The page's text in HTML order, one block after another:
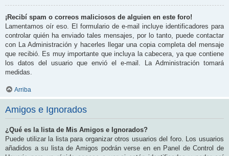
¡Recibí spam o correos maliciosos de alguien en este foro!
Lamentamos oír eso. El formulario de e-mail incluye identificadores para
controlar quién ha enviado tales mensajes, por lo tanto, puede contactar
con La Administración y hacerles llegar una copia completa del mensaje
que recibió. Es muy importante que incluya la cabecera, ya que contiene
los datos del usuario que envió el e-mail. La Administración tomará
medidas.
Arriba
Amigos e Ignorados
¿Qué es la lista de Mis Amigos e Ignorados?
Puede utilizar la lista para organizar otros usuarios del foro. Los usuarios
añadidos a su lista de Amigos podrán verse en en Panel de Control de